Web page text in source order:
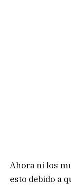
Ahora ni los
esto debido a